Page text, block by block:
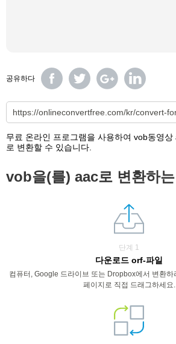
공유하다
무료 온라인 프로그램을 사용하여 vob동영
로 변환할 수 있습니다.
vob을(를) aac로 변환하
단계 1
다운로드 orf-파일
컴퓨터, Google 드라이브 또는 Dropbox에서 변환
페이지로 직접 드래그하세요.